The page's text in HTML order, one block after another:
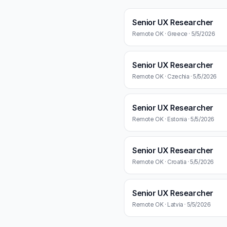
Senior UX Researcher
Remote OK · Greece · 5/5/2026
Senior UX Researcher
Remote OK · Czechia · 5/5/2026
Senior UX Researcher
Remote OK · Estonia · 5/5/2026
Senior UX Researcher
Remote OK · Croatia · 5/5/2026
Senior UX Researcher
Remote OK · Latvia · 5/5/2026